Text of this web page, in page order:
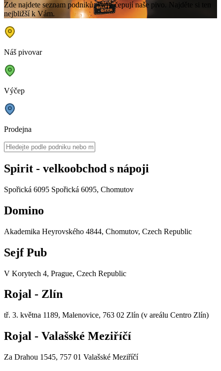
Zde najdete seznam podniků, které čepují naše pivo. Najděte si ten
nejbližší k Vám.
Náš pivovar
Výčep
Prodejna
Spirit - velkoobchod s nápoji
Spořická 6095 Spořická 6095, Chomutov
Domino
Akademika Heyrovského 4844, Chomutov, Czech Republic
Sejf Pub
V Korytech 4, Prague, Czech Republic
Rojal - Zlín
tř. 3. května 1189, Malenovice, 763 02 Zlín (v areálu Centro Zlín)
Rojal - Valašské Meziříčí
Za Drahou 1545, 757 01 Valašské Meziříčí